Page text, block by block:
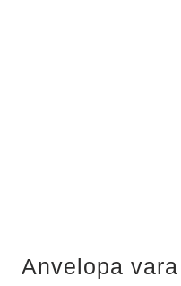
Anvelopa